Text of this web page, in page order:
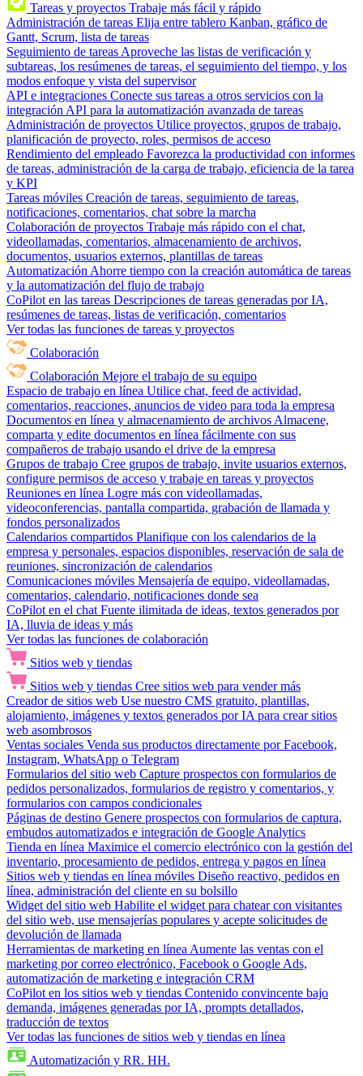
Tareas y proyectos Trabaje más fácil y rápido
Administración de tareas Elija entre tablero Kanban, gráfico de
Gantt, Scrum, lista de tareas
Seguimiento de tareas Aproveche las listas de verificación y
subtareas, los resúmenes de tareas, el seguimiento del tiempo, y los
modos enfoque y vista del supervisor
API e integraciones Conecte sus tareas a otros servicios con la
integración API para la automatización avanzada de tareas
Administración de proyectos Utilice proyectos, grupos de trabajo,
planificación de proyecto, roles, permisos de acceso
Rendimiento del empleado Favorezca la productividad con informes
de tareas, administración de la carga de trabajo, eficiencia de la tarea
y KPI
Tareas móviles Creación de tareas, seguimiento de tareas,
notificaciones, comentarios, chat sobre la marcha
Colaboración de proyectos Trabaje más rápido con el chat,
videollamadas, comentarios, almacenamiento de archivos,
documentos, usuarios externos, plantillas de tareas
Automatización Ahorre tiempo con la creación automática de tareas
y la automatización del flujo de trabajo
CoPilot en las tareas Descripciones de tareas generadas por IA,
resúmenes de tareas, listas de verificación, comentarios
Ver todas las funciones de tareas y proyectos
Colaboración
Colaboración Mejore el trabajo de su equipo
Espacio de trabajo en línea Utilice chat, feed de actividad,
comentarios, reacciones, anuncios de video para toda la empresa
Documentos en línea y almacenamiento de archivos Almacene,
comparta y edite documentos en línea fácilmente con sus
compañeros de trabajo usando el drive de la empresa
Grupos de trabajo Cree grupos de trabajo, invite usuarios externos,
configure permisos de acceso y trabaje en tareas y proyectos
Reuniones en línea Logre más con videollamadas,
videoconferencias, pantalla compartida, grabación de llamada y
fondos personalizados
Calendarios compartidos Planifique con los calendarios de la
empresa y personales, espacios disponibles, reservación de sala de
reuniones, sincronización de calendarios
Comunicaciones móviles Mensajería de equipo, videollamadas,
comentarios, calendario, notificaciones donde sea
CoPilot en el chat Fuente ilimitada de ideas, textos generados por
IA, lluvia de ideas y más
Ver todas las funciones de colaboración
Sitios web y tiendas
Sitios web y tiendas Cree sitios web para vender más
Creador de sitios web Use nuestro CMS gratuito, plantillas,
alojamiento, imágenes y textos generados por IA para crear sitios
web asombrosos
Ventas sociales Venda sus productos directamente por Facebook,
Instagram, WhatsApp o Telegram
Formularios del sitio web Capture prospectos con formularios de
pedidos personalizados, formularios de registro y comentarios, y
formularios con campos condicionales
Páginas de destino Genere prospectos con formularios de captura,
embudos automatizados e integración de Google Analytics
Tienda en línea Maximice el comercio electrónico con la gestión del
inventario, procesamiento de pedidos, entrega y pagos en línea
Sitios web y tiendas en línea móviles Diseño reactivo, pedidos en
línea, administración del cliente en su bolsillo
Widget del sitio web Habilite el widget para chatear con visitantes
del sitio web, use mensajerías populares y acepte solicitudes de
devolución de llamada
Herramientas de marketing en línea Aumente las ventas con el
marketing por correo electrónico, Facebook o Google Ads,
automatización de marketing e integración CRM
CoPilot en los sitios web y tiendas Contenido convincente bajo
demanda, imágenes generadas por IA, prompts detallados,
traducción de textos
Ver todas las funciones de sitios web y tiendas en línea
Automatización y RR. HH.